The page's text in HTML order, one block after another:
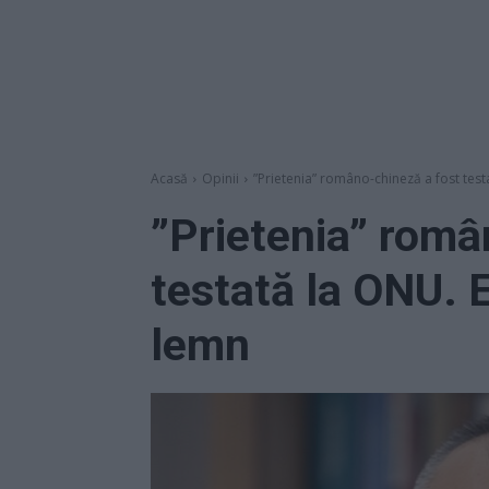
Acasă Opinii ”Prietenia” româno-chineză a fost
”Prietenia”
testată la ONU.
lemn